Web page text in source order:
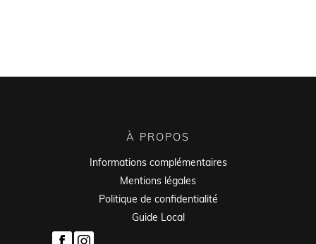
À PROPOS
Informations complémentaires
Mentions légales
Politique de confidentialité
Guide Local